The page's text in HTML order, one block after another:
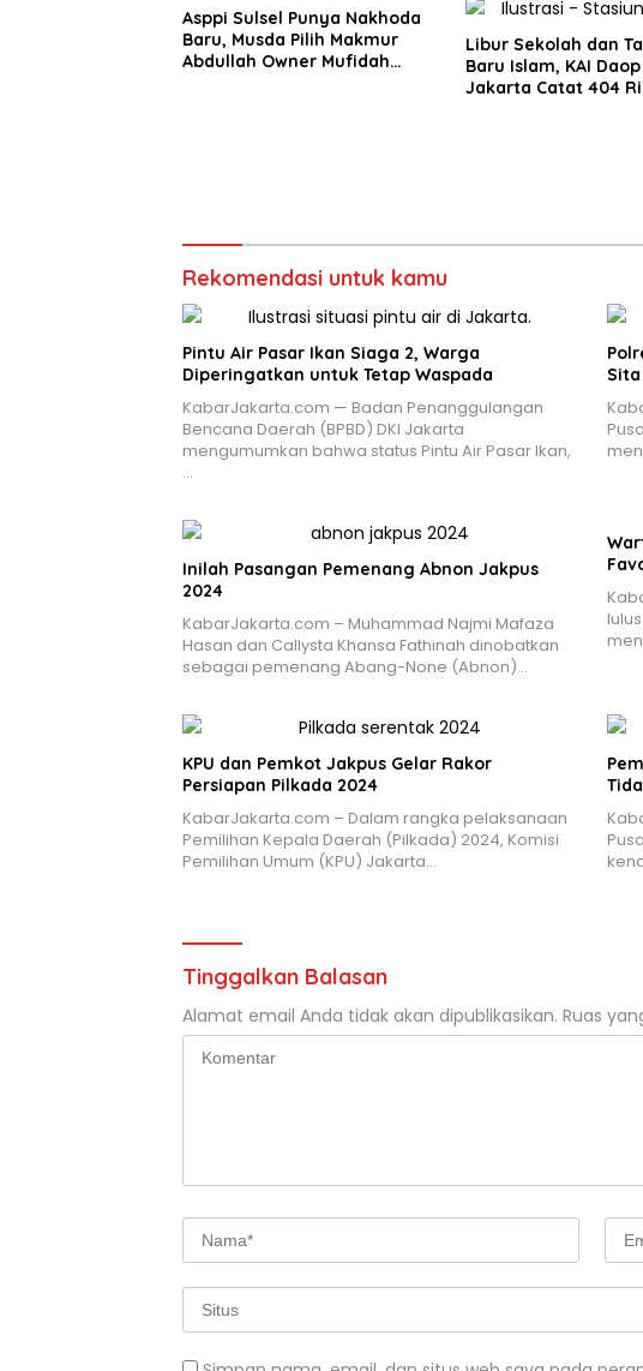
Asppi Sulsel Punya Nakhoda
Baru, Musda Pilih Makmur
Abdullah Owner Mufidah
Libur Sekolah dan
Baru Islam, KAI Daop
Jakarta Catat 404
Rekomendasi untuk kamu
Pintu Air Pasar Ikan Siaga 2, Warga
Diperingatkan untuk Tetap Waspada
KabarJakarta.com — Badan Penanggulangan
Bencana Daerah (BPBD) DKI Jakarta
mengumumkan bahwa status Pintu Air Pasar Ikan,
…
Sita
Inilah Pasangan Pemenang Abnon Jakpus
2024
KabarJakarta.com – Muhammad Najmi Mafaza
Hasan dan Callysta Khansa Fathinah dinobatkan
sebagai pemenang Abang-None (Abnon)…
KPU dan Pemkot Jakpus Gelar Rakor
Persiapan Pilkada 2024
KabarJakarta.com – Dalam rangka pelaksanaan
Pemilihan Kepala Daerah (Pilkada) 2024, Komisi
Pemilihan Umum (KPU) Jakarta…
Tinggalkan Balasan
Alamat email Anda tidak akan dipublikasikan. Ruas